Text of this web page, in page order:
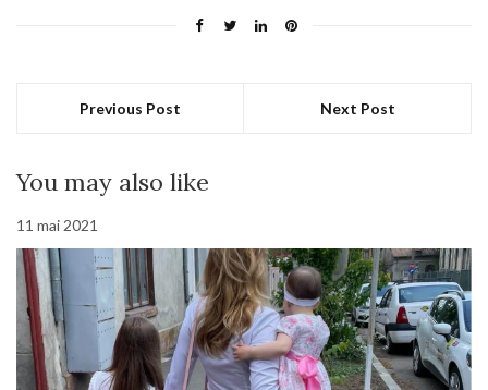
Previous Post Next Post
You may also like
11 mai 2021